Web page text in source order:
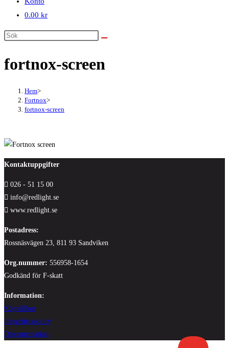
0.00 kr
fortnox-screen
Hem>
Fortnox>
fortnox-screen
Kontaktuppgifter
026 - 51 15 00
info@redlight.se
www.redlight.se
Postadress:
Rossnäsvägen 23, 811 93 Sandviken
Org.nummer: 556958-1654
Godkänd för F-skatt
Information:
Köpvillkor
Integritetspolicy
Dokumentation